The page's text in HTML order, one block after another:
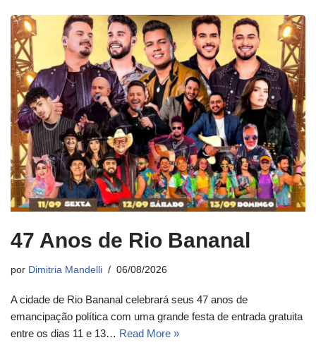
47 Anos de Rio Bananal
por Dimitria Mandelli 06/08/2026
A cidade de Rio Bananal celebrará seus 47 anos de
emancipação política com uma grande festa de entrada gratuita
entre os dias 11 e 13… Read More »